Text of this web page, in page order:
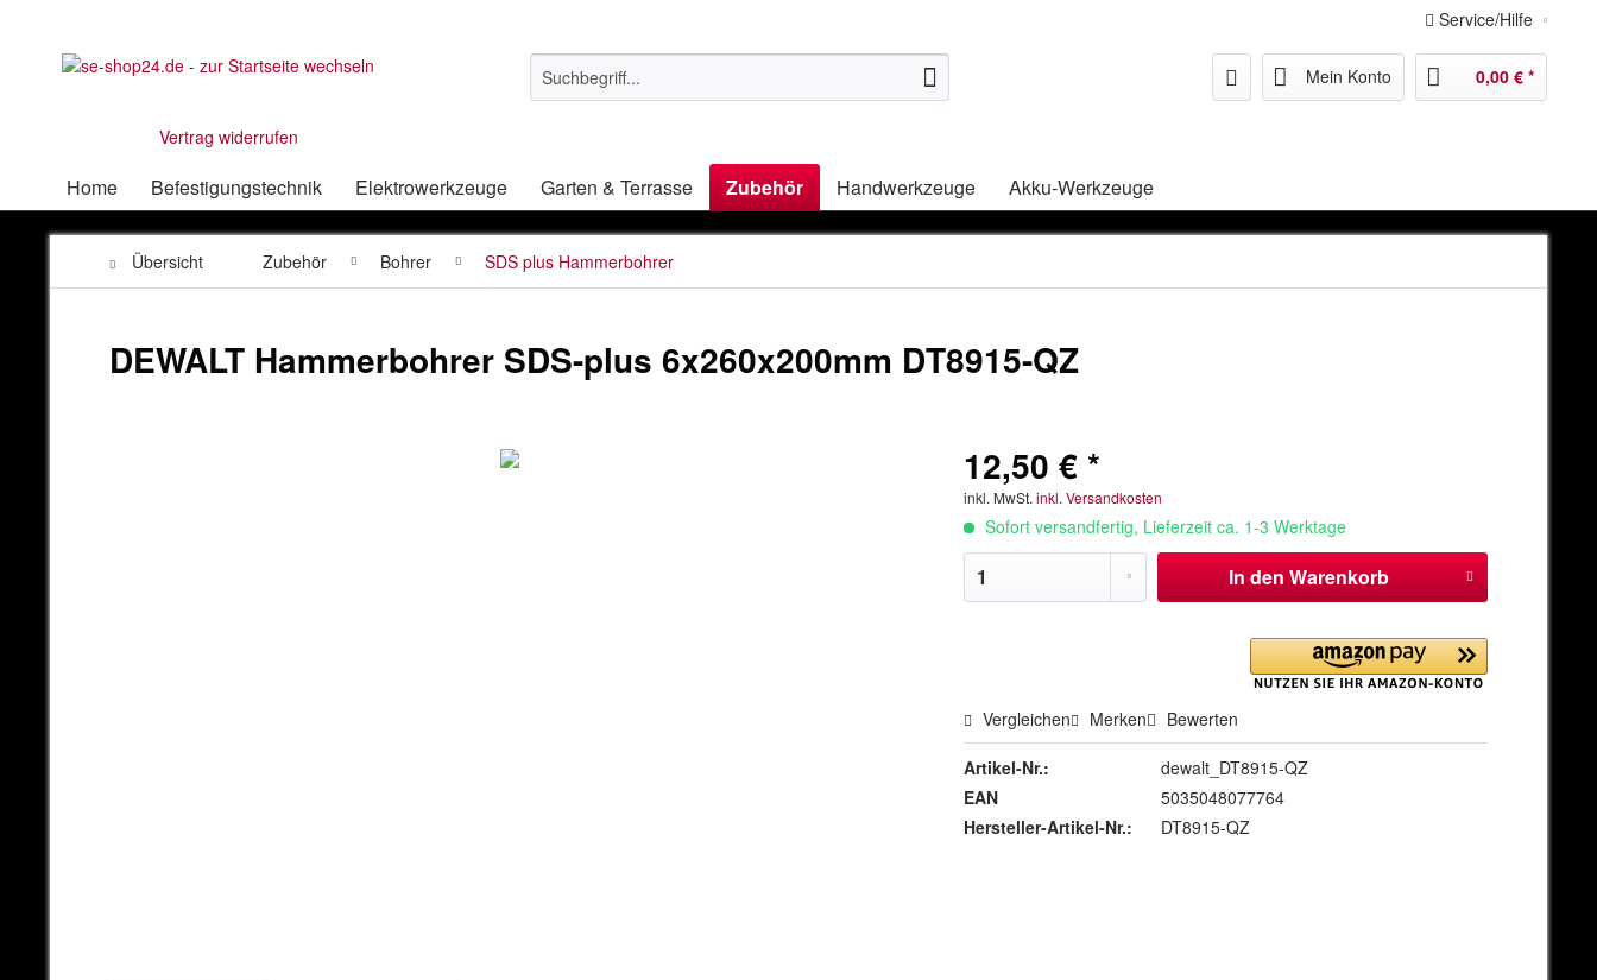
Service/Hilfe
Mein Konto 0,00 € *
Vertrag widerrufen
Home Befestigungstechnik Elektrowerkzeuge Garten & Terrasse Zubehör Handwerkzeuge Akku-Werkzeuge
Übersicht Zubehör Bohrer SDS plus Hammerbohrer
DEWALT Hammerbohrer SDS-plus 6x260x200mm DT8915-QZ
12,50 € *
inkl. MwSt.inkl. Versandkosten
Sofort versandfertig, Lieferzeit ca. 1-3 Werktage
In den Warenkorb
Vergleichen Merken Bewerten
Artikel-Nr.:
dewalt_DT8915-QZ
EAN
5035048077764
Hersteller-Artikel-Nr.:
DT8915-QZ